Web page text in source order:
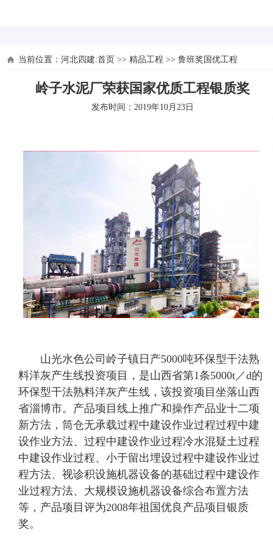
当前位置： 河北四建:首页 >> 精品工程 >> 鲁班奖国优工程
岭子水泥厂荣获国家优质工程银质奖
发布时间：2019年10月23日
山光水色公司岭子镇日产5000吨环保型干法熟
料洋灰产生线投资项目，是山西省第1条5000t／d的
环保型干法熟料洋灰产生线，该投资项目坐落山西
省淄博市。产品项目线上推广和操作产品业十二项
新方法，筒仓无承载过程中建设作业过程过程中建
设作业方法、过程中建设作业过程冷水混疑土过程
中建设作业过程、小于留出埋设过程中建设作业过
程方法、视诊积设施机器设备的基础过程中建设作
业过程方法、大规模设施机器设备综合布置方法
等，产品项目评为2008年祖国优良产品项目银质
奖。